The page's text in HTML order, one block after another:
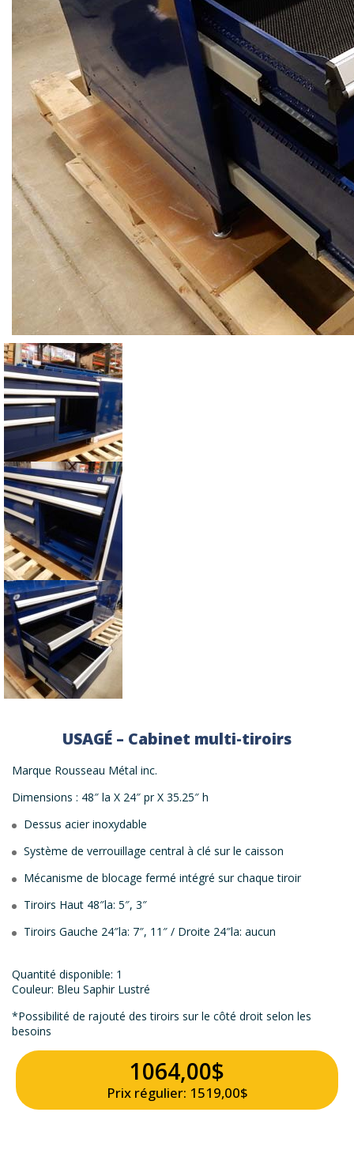
USAGÉ – Cabinet multi-tiroirs
Marque Rousseau Métal inc.
Dimensions : 48″ la X 24″ pr X 35.25″ h
Dessus acier inoxydable
Système de verrouillage central à clé sur le caisson
Mécanisme de blocage fermé intégré sur chaque tiroir
Tiroirs Haut 48″la: 5″, 3″
Tiroirs Gauche 24″la: 7″, 11″ / Droite 24″la: aucun
Quantité disponible: 1
Couleur: Bleu Saphir Lustré
*Possibilité de rajouté des tiroirs sur le côté droit selon les
besoins
1064,00$
Prix régulier: 1519,00$